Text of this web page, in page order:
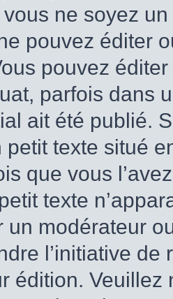
ne soyez
pouvez éditer
pouvez
parfois dans
ait été publié.
petit texte situé
que vous
texte
un modérateur
l’initiative
édition.